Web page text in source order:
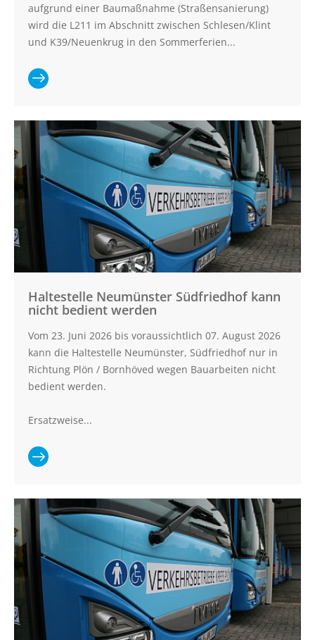
aufgrund einer Baumaßnahme (Straßensanierung)
wird die L211 im Abschnitt zwischen Schlesen/Klint
und K39/Neuenkrug in den Sommerferien...
lesen:
Vollsperrung
der L211
zwischen
Schlesen/Klint
und
K39/Neuenkrug
Haltestelle Neumünster Südfriedhof kann
nicht bedient werden
Vom 23. Juni 2026 bis voraussichtlich 07. August 2026
kann die Haltestelle Neumünster, Südfriedhof nur in
Richtung Plön / Bornhöved wegen Bauarbeiten nicht
bedient werden.
Ersatzweise...
Artikel lesen:
Haltestelle
Neumünster
Südfriedhof
kann nicht
bedient
werden